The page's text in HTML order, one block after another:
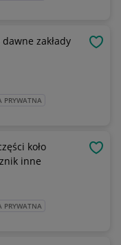
zakłady
PRYWATNA
koło
inne
PRYWATNA